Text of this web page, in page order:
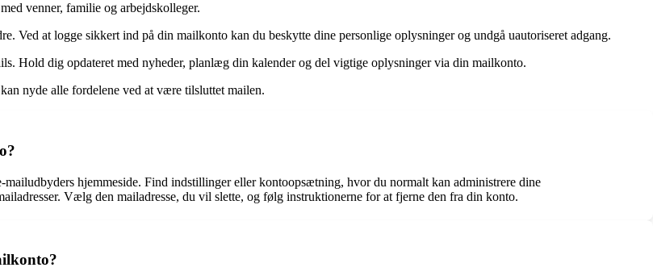
venner, familie og arbejdskolleger.
Ved at logge sikkert ind på din mailkonto kan du beskytte dine personlige oplysninger og undgå uautoriseret adgang.
Hold dig opdateret med nyheder, planlæg din kalender og del vigtige oplysninger via din mailkonto.
nyde alle fordelene ved at være tilsluttet mailen.
hjemmeside. Find indstillinger eller kontoopsætning, hvor du normalt kan administrere dine
Vælg den mailadresse, du vil slette, og følg instruktionerne for at fjerne den fra din konto.